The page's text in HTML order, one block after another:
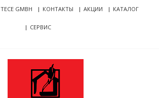
TECE GMBH КОНТАКТЫ АКЦИИ КАТАЛОГ
СЕРВИС